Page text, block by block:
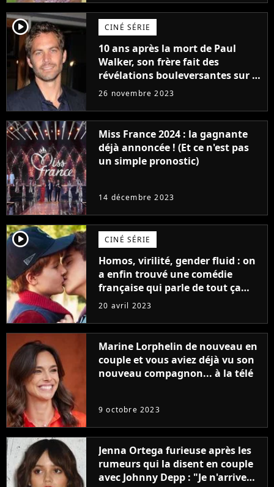
player2 CINÉ SÉRIE
10 ans après la mort de Paul
Walker, son frère fait des
révélations bouleversantes sur la
réaction des acteurs de Fast and
26 novembre 2023
Miss France 2024 : la gagnante
déjà annoncée ! (Et ce n'est pas
un simple pronostic)
14 décembre 2023
player2 CINÉ SÉRIE
Homos, virilité, gender fluid : on
a enfin trouvé une comédie
française qui parle de tout ça
sans être super ringarde
20 avril 2023
Marine Lorphelin de nouveau en
couple et vous aviez déjà vu son
nouveau compagnon... à la télé
9 octobre 2023
Jenna Ortega furieuse après les
rumeurs qui la disent en couple
avec Johnny Depp : "Je n'arrive